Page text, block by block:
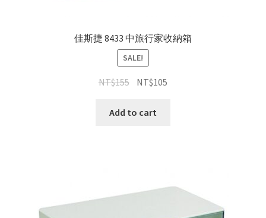
佳斯捷 8433 中旅行家收納箱
SALE!
NT$155 NT$105
Add to cart